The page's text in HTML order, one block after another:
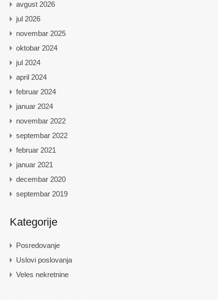
avgust 2026
jul 2026
novembar 2025
oktobar 2024
jul 2024
april 2024
februar 2024
januar 2024
novembar 2022
septembar 2022
februar 2021
januar 2021
decembar 2020
septembar 2019
Kategorije
Posredovanje
Uslovi poslovanja
Veles nekretnine